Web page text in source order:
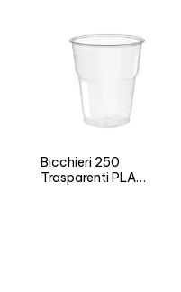
Bicchieri 250
Trasparenti PLA